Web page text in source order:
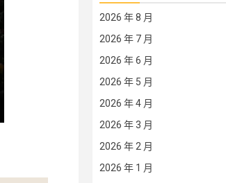
2026 年 8 月
2026 年 7 月
2026 年 6 月
2026 年 5 月
2026 年 4 月
2026 年 3 月
2026 年 2 月
2026 年 1 月